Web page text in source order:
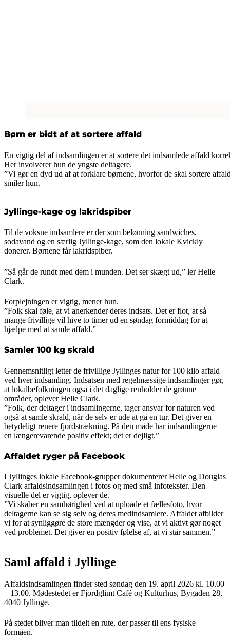
Børn er bidt af at sortere affald
En vigtig del af indsamlingen er at sortere det indsamlede affald
Her involverer hun de yngste deltagere.
”Vi gør en dyd ud af at forklare børnene, hvorfor de skal sortere
smiler hun.
Jyllinge-kage og lakridspiber
Til de voksne indsamlere er der som belønning sandwiches,
sodavand og en særlig Jyllinge-kage, som den lokale Kvickly
donerer. Børnene får lakridspiber.
”Så går de rundt med dem i munden. Det ser skægt ud,” ler Helle
Clark.
Forplejningen er vigtig, mener hun.
”Folk skal føle, at vi anerkender deres indsats. Det er flot, at så
mange frivillige vil hive to timer ud en søndag formiddag for at
hjælpe med at samle affald.”
Samler 100 kg skrald
Gennemsnitligt letter de frivillige Jyllinges natur for 100 kilo affald
ved hver indsamling. Indsatsen med regelmæssige indsamlinger gør,
at lokalbefolkningen også i det daglige renholder de grønne
områder, oplever Helle Clark.
”Folk, der deltager i indsamlingerne, tager ansvar for naturen ved
også at samle skrald, når de selv er ude at gå en tur. Det giver en
betydeligt renere fjordstrækning. På den måde har indsamlingerne
en længerevarende positiv effekt; det er dejligt.”
Affaldet ryger på Facebook
I Jyllinges lokale Facebook-grupper dokumenterer Helle og Douglas
Clark affaldsindsamlingen i fotos og med små infotekster. Den
visuelle del er vigtig, oplever de.
”Vi skaber en samhørighed ved at uploade et fællesfoto, hvor
deltagerne kan se sig selv og deres medindsamlere. Affaldet afbilder
vi for at synliggøre de store mængder og vise, at vi aktivt gør noget
ved problemet. Det giver en positiv følelse af, at vi står sammen.”
Saml affald i Jyllinge
Affaldsindsamlingen finder sted søndag den 19. april 2026 kl. 10.00
– 13.00. Mødestedet er Fjordglimt Café og Kulturhus, Bygaden 28,
4040 Jyllinge.
På stedet bliver man tildelt en rute, der passer til ens fysiske
formåen.